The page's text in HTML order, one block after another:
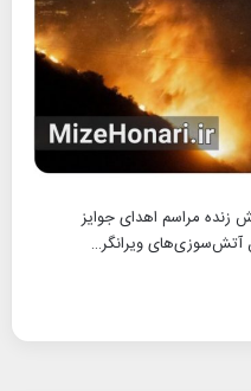
زنده مراسم اهدای جوایز
آتش‌سوزی‌های ویرانگر…